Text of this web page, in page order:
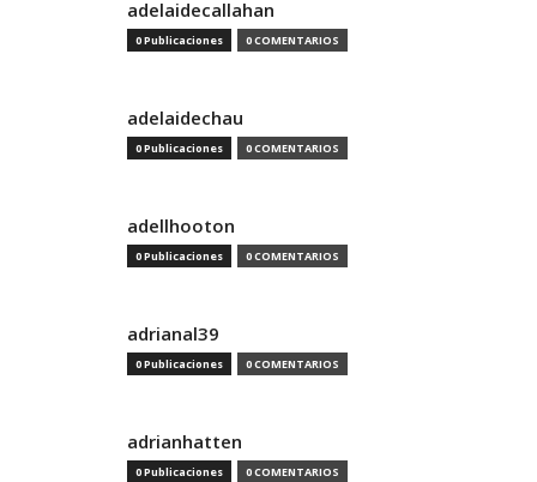
adelaidecallahan
0 Publicaciones 0 COMENTARIOS
adelaidechau
0 Publicaciones 0 COMENTARIOS
adellhooton
0 Publicaciones 0 COMENTARIOS
adrianal39
0 Publicaciones 0 COMENTARIOS
adrianhatten
0 Publicaciones 0 COMENTARIOS